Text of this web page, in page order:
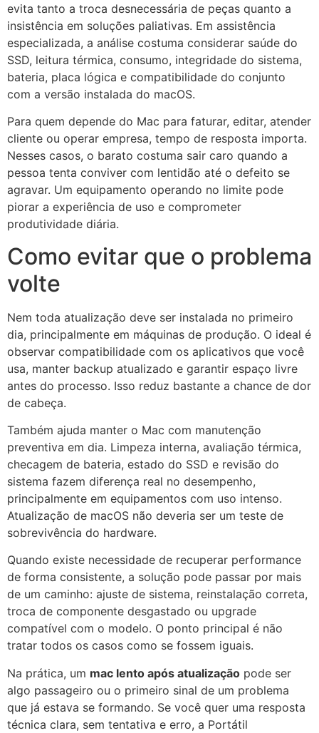
evita tanto a troca desnecessária de peças quanto a
insistência em soluções paliativas. Em assistência
especializada, a análise costuma considerar saúde do
SSD, leitura térmica, consumo, integridade do sistema,
bateria, placa lógica e compatibilidade do conjunto
com a versão instalada do macOS.
Para quem depende do Mac para faturar, editar, atender
cliente ou operar empresa, tempo de resposta importa.
Nesses casos, o barato costuma sair caro quando a
pessoa tenta conviver com lentidão até o defeito se
agravar. Um equipamento operando no limite pode
piorar a experiência de uso e comprometer
produtividade diária.
Como evitar que o problema
volte
Nem toda atualização deve ser instalada no primeiro
dia, principalmente em máquinas de produção. O ideal é
observar compatibilidade com os aplicativos que você
usa, manter backup atualizado e garantir espaço livre
antes do processo. Isso reduz bastante a chance de dor
de cabeça.
Também ajuda manter o Mac com manutenção
preventiva em dia. Limpeza interna, avaliação térmica,
checagem de bateria, estado do SSD e revisão do
sistema fazem diferença real no desempenho,
principalmente em equipamentos com uso intenso.
Atualização de macOS não deveria ser um teste de
sobrevivência do hardware.
Quando existe necessidade de recuperar performance
de forma consistente, a solução pode passar por mais
de um caminho: ajuste de sistema, reinstalação correta,
troca de componente desgastado ou upgrade
compatível com o modelo. O ponto principal é não
tratar todos os casos como se fossem iguais.
Na prática, um mac lento após atualização pode ser
algo passageiro ou o primeiro sinal de um problema
que já estava se formando. Se você quer uma resposta
técnica clara, sem tentativa e erro, a Portátil